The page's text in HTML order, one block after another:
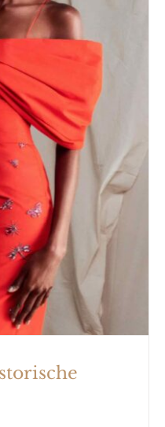
Figuren